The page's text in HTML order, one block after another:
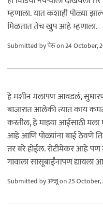
म्हणाला. यात कशाही पोळ्या
मिळतात तेच खुप आहे म्हणाला.
Submitted byपेरुon 24 October,
हे मशीन मलापण आवडलं,
बाजारात आलेकी त्यात काय
करतील, हे माझ्या आईसाठी मला
आहे आणि पोळ्यांना बाई ठेवणे
तर बरे होईल. रोटीमेकर आहे पण
गावाला सासूबाईंनापण
Submitted byअन्जूon 25 October,